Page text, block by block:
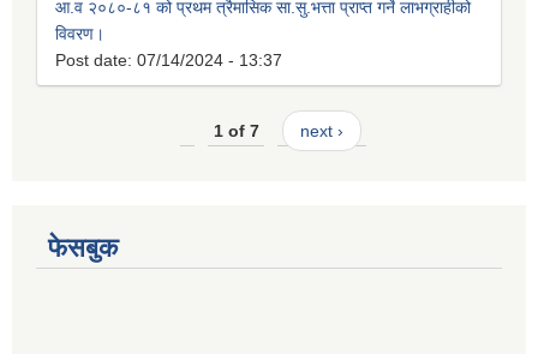
आ.व २०८०-८१ को प्रथम त्रैमासिक सा.सु.भत्ता प्राप्त गर्ने लाभग्राहीको
विवरण।
Post date: 07/14/2024 - 13:37
1 of 7 next ›
फेसबुक